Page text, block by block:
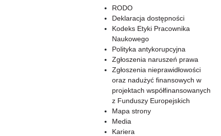
RODO
Deklaracja dostępności
Kodeks Etyki Pracownika
Naukowego
Polityka antykorupcyjna
Zgłoszenia naruszeń prawa
Zgłoszenia nieprawidłowości
oraz nadużyć finansowych w
projektach współfinansowanych
z Funduszy Europejskich
Mapa strony
Media
Kariera